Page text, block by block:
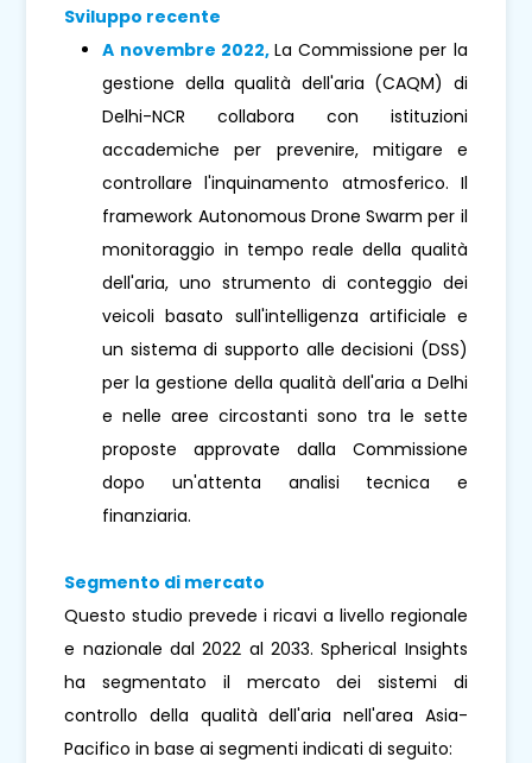
Sviluppo recente
A novembre 2022, La Commissione per la
gestione della qualità dell'aria (CAQM) di
Delhi-NCR collabora con istituzioni
accademiche per prevenire, mitigare e
controllare l'inquinamento atmosferico. Il
framework Autonomous Drone Swarm per il
monitoraggio in tempo reale della qualità
dell'aria, uno strumento di conteggio dei
veicoli basato sull'intelligenza artificiale e
un sistema di supporto alle decisioni (DSS)
per la gestione della qualità dell'aria a Delhi
e nelle aree circostanti sono tra le sette
proposte approvate dalla Commissione
dopo un'attenta analisi tecnica e
finanziaria.
Segmento di mercato
Questo studio prevede i ricavi a livello regionale
e nazionale dal 2022 al 2033. Spherical Insights
ha segmentato il mercato dei sistemi di
controllo della qualità dell'aria nell'area Asia-
Pacifico in base ai segmenti indicati di seguito: